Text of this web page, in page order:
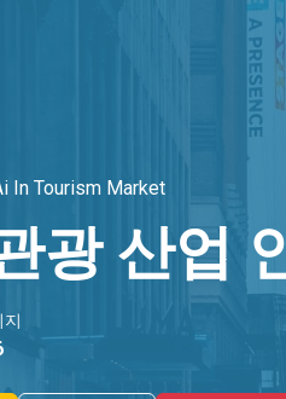
In Tourism Market
광 산업
지